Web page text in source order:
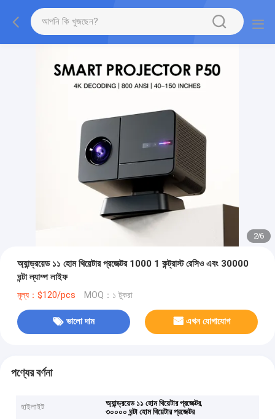
2/6
অ্যান্ড্রয়েড ১১ হোম থিয়েটার প্রজেক্টর 1000 1 কন্ট্রাস্ট রেসিও এবং 30000
ঘন্টা ল্যাম্প লাইফ
মূল্য：$120/pcs MOQ：১ টুকরা
ভালো দাম এখন যোগাযোগ
পণ্যের বর্ণনা
হাইলাইট অ্যান্ড্রয়েড ১১ হোম থিয়েটার প্রজেক্টর,
৩০০০০ ঘন্টা হোম থিয়েটার প্রজেক্টর